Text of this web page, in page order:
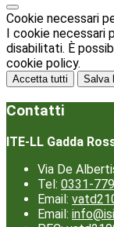
Cookie necessari
I cookie necessari
disabilitati. È
cookie policy.
Accetta tutti Salva
Contatti
ITE-LL Gadda
Via De
Tel: 0331-
Email:
Email: